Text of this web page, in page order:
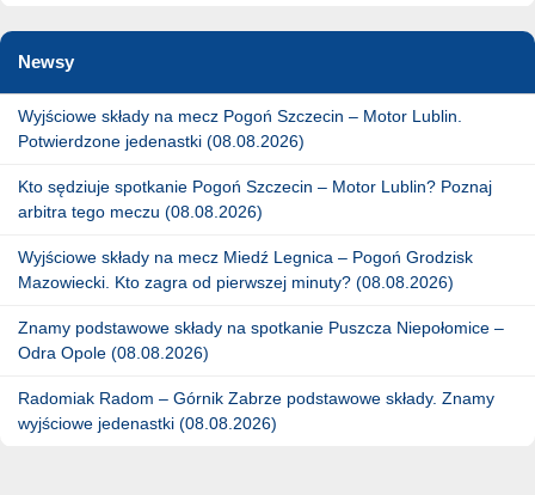
Newsy
Wyjściowe składy na mecz Pogoń Szczecin – Motor Lublin.
Potwierdzone jedenastki (08.08.2026)
Kto sędziuje spotkanie Pogoń Szczecin – Motor Lublin? Poznaj
arbitra tego meczu (08.08.2026)
Wyjściowe składy na mecz Miedź Legnica – Pogoń Grodzisk
Mazowiecki. Kto zagra od pierwszej minuty? (08.08.2026)
Znamy podstawowe składy na spotkanie Puszcza Niepołomice –
Odra Opole (08.08.2026)
Radomiak Radom – Górnik Zabrze podstawowe składy. Znamy
wyjściowe jedenastki (08.08.2026)